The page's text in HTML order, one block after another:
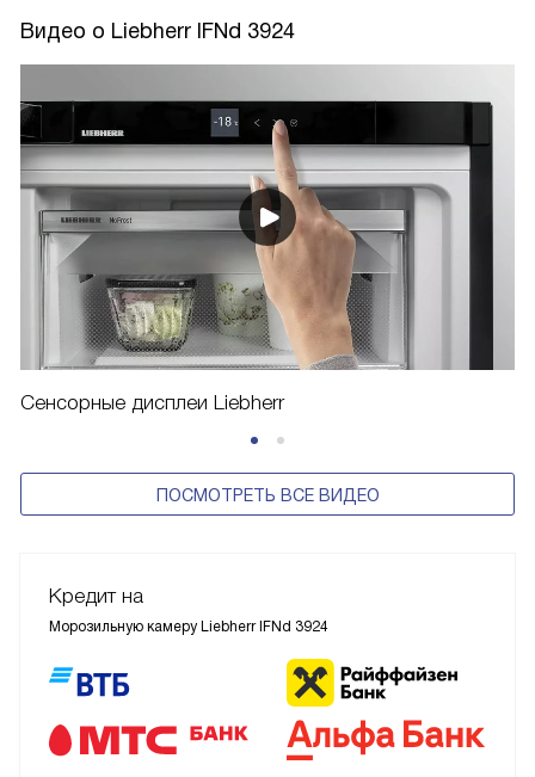
Видео о Liebherr IFNd 3924
Сенсорные дисплеи Liebherr
ПОСМОТРЕТЬ ВСЕ ВИДЕО
Кредит на
Морозильную камеру Liebherr IFNd 3924